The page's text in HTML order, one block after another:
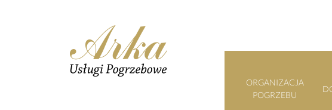
ORGANIZACJA
POGRZEBU